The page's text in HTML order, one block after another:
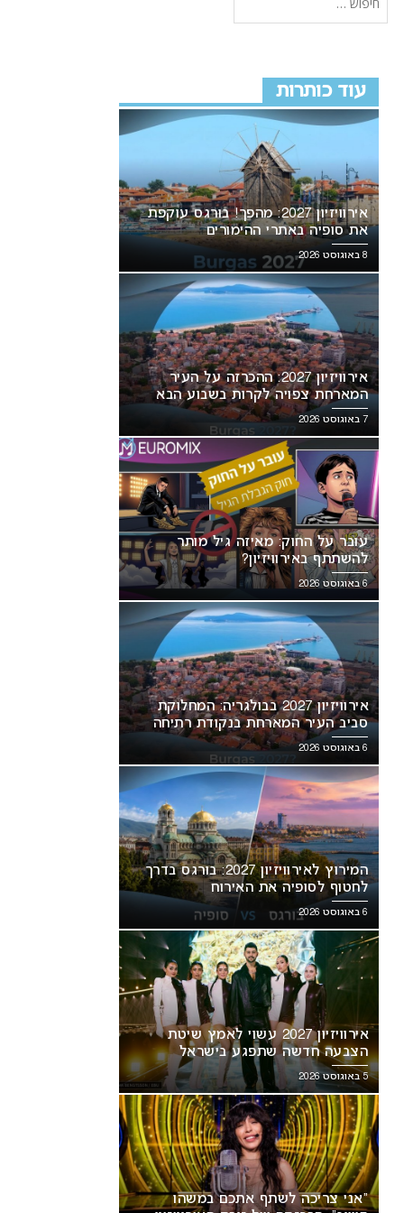
אירוויזיון 2027 עשוי לאמץ שיטת
חדשה שתפגע בישראל
“אני צריכה לשתף אתכם במשהו
חשוב”: הכרזתה של זוכת האירוויזיון
מסעירה את הרשת
עוד כותרות
אירוויזיון 2027: מהפך! בורגס עוקפת
את סופיה באתרי ההימורים
8 באוגוסט 2026
אירוויזיון 2027: ההכרזה על העיר
המארחת צפויה לקרות בשבוע הבא
7 באוגוסט 2026
עובר על החוק: מאיזה גיל מותר
להשתתף באירוויזיון?
6 באוגוסט 2026
אירוויזיון 2027 בבולגריה: המחלוקת
סביב העיר המארחת בנקודת רתיחה
6 באוגוסט 2026
המירוץ לאירוויזיון 2027: בורגס בדרך
לחטוף לסופיה את האירוח
6 באוגוסט 2026
אירוויזיון 2027 עשוי לאמץ שיטת
הצבעה חדשה שתפגע בישראל
5 באוגוסט 2026
“אני צריכה לשתף אתכם במשהו